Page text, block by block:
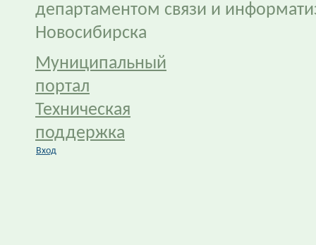
департаментом связи и
Новосибирска
Муниципальный
портал
Техническая
поддержка
Вход